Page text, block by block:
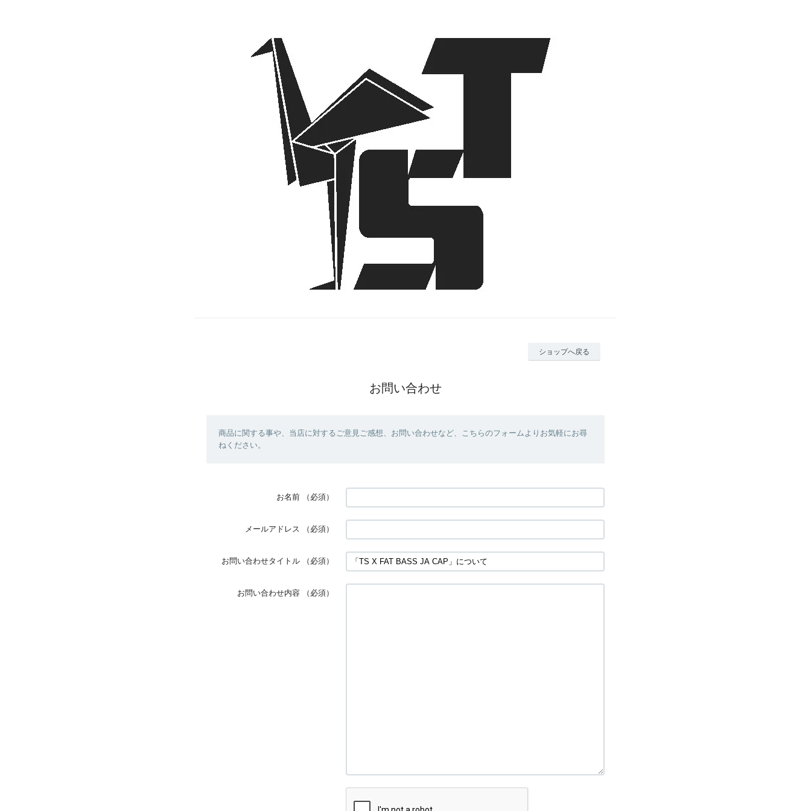
ショップへ戻る
お問い合わせ
商品に関する事や、当店に対するご意見ご感想、お問い合わせなど、こちらのフォームよりお気軽にお尋
ねください。
お名前 （必須）
メールアドレス （必須）
お問い合わせタイトル （必須）
お問い合わせ内容 （必須）